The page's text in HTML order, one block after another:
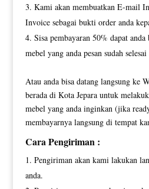
Kami akan membuatkan E-mail
Invoice sebagai bukti order anda
Sisa pembayaran 50% dapat
mebel yang anda pesan sudah
Atau anda bisa datang langsung ke
berada di Kota Jepara untuk
mebel yang anda inginkan (jika
membayarnya langsung di tempat
Cara Pengiriman :
Pengiriman akan kami lakukan
anda.